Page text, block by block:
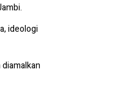
ideologi